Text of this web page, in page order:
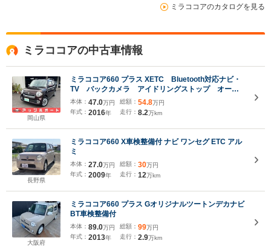
ミラココアのカタログを見る
ミラココアの中古車情報
岡山県
ミラココア660 プラス XETC Bluetooth対応ナビ・
TV バックカメラ アイドリングストップ オート
エアコン スマートキー
本体： 47.0万円
年式： 2016年
総額： 54.8万円
走行： 8.2万km
長野県
ミラココア660 X車検整備付 ナビ ワンセグ ETC アル
ミ
本体： 27.0万円
年式： 2009年
総額： 30万円
走行： 12万km
大阪府
ミラココア660 プラス Gオリジナルツートンデカナビ
BT車検整備付
本体： 89.0万円
年式： 2013年
総額： 99万円
走行： 2.9万km